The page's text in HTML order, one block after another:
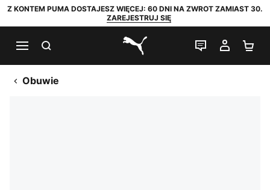
Z KONTEM PUMA DOSTAJESZ WIĘCEJ: 60 DNI NA ZWROT ZAMIAST 30.
ZAREJESTRUJ SIĘ
PUMA.com
CZAT NA
MOJE
Obuwie